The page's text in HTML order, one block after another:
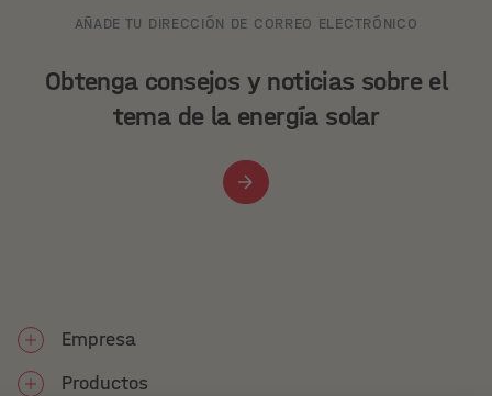
AÑADE TU DIRECCIÓN DE CORREO ELECTRÓNICO
Obtenga consejos y noticias sobre el
tema de la energía solar
Empresa
Productos